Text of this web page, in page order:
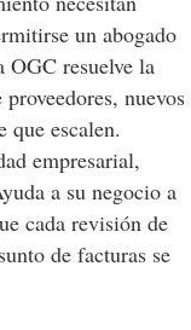
un abogado
resuelve la
nuevos
que escalen.
empresarial,
a su negocio a
cada revisión de
de facturas se